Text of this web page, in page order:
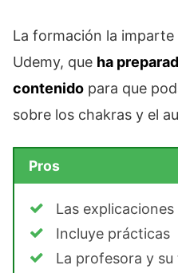
La formación la
Udemy, que ha
contenido para que
sobre los chakras y el
Pros
Las
Incluye prácticas
La profesora y